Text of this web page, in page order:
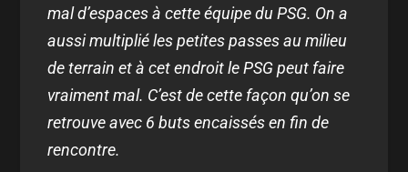
mal d’espaces à cette équipe du PSG. On a
aussi multiplié les petites passes au milieu
de terrain et à cet endroit le PSG peut faire
vraiment mal. C’est de cette façon qu’on se
retrouve avec 6 buts encaissés en fin de
rencontre.